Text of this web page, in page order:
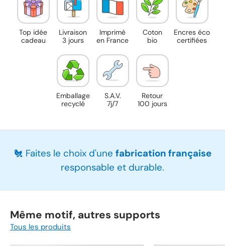
Top idée
cadeau
Livraison
3 jours
Imprimé
en France
Coton
bio
Encres éco
certifiées
Emballage
recyclé
S.A.V.
7j/7
Retour
100 jours
🐔 Faites le choix d'une fabrication française
responsable et durable.
Même motif, autres supports
Tous les produits